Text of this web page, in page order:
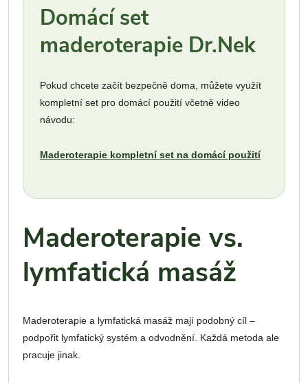
Domácí set
maderoterapie Dr.Nek
Pokud chcete začít bezpečně doma, můžete využít
kompletní set pro domácí použití včetně video
návodu:
Maderoterapie kompletní set na domácí použití
Maderoterapie vs.
lymfatická masáž
Maderoterapie a lymfatická masáž mají podobný cíl –
podpořit lymfatický systém a odvodnění. Každá metoda ale
pracuje jinak.